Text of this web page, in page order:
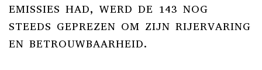
EMISSIES HAD, WERD DE 143 NOG
STEEDS GEPREZEN OM ZIJN RIJERVARING
EN BETROUWBAARHEID.